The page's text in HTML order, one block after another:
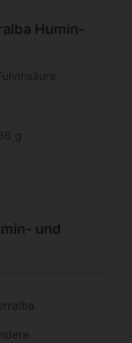
Humin-
g
und